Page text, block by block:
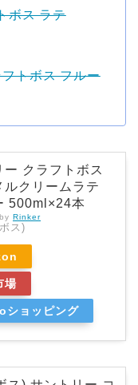
ボス ラテ
トボス フルー
ー クラフトボス
ルクリームラテ
500ml×24本
Rinker
ス)
場
ショッピング